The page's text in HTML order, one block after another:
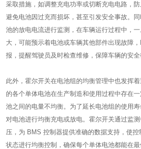
采取措施，如调整充电功率或切断充电电路，
避免电池因过充而损坏，甚至引发安全事故。
池的放电电流进行监测，在车辆运行过程中，
大，可能预示着电池或车辆其他部件出现故障
报，提醒驾驶员及时检查维修，保障车辆的安全
此外，霍尔开关在电池组的均衡管理中也发挥
的各个单体电池在生产制造和使用过程中存在
池之间的电量不均衡。为了延长电池组的使用
对电池进行均衡充电或放电。霍尔开关通过监
压，为 BMS 控制器提供准确的数据支持，使
状态进行均衡控制，确保每个单体电池都能在